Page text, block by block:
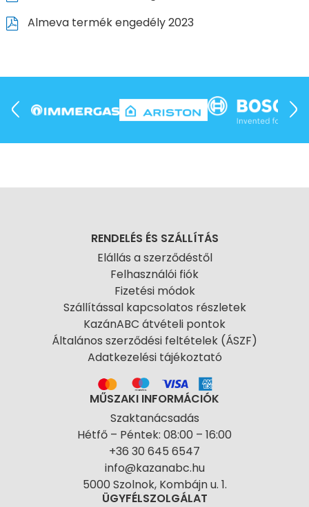
Almeva termék engedély 2023
RENDELÉS ÉS SZÁLLÍTÁS
Elállás a szerződéstől
Felhasználói fiók
Fizetési módok
Szállítással kapcsolatos részletek
KazánABC átvételi pontok
Általános szerződési feltételek (ÁSZF)
Adatkezelési tájékoztató
MŰSZAKI INFORMÁCIÓK
Szaktanácsadás
Hétfő – Péntek: 08:00 – 16:00
+36 30 645 6547
info@kazanabc.hu
5000 Szolnok, Kombájn u. 1.
ÜGYFÉLSZOLGÁLAT